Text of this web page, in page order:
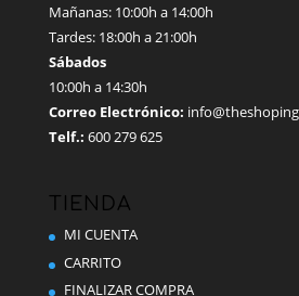
Mañanas: 10:00h a 14:00h
Tardes: 18:00h a 21:00h
Sábados
10:00h a 14:30h
Correo Electrónico:
Telf.: 600 279 625
TIENDA
MI CUENTA
CARRITO
FINALIZAR COMPRA